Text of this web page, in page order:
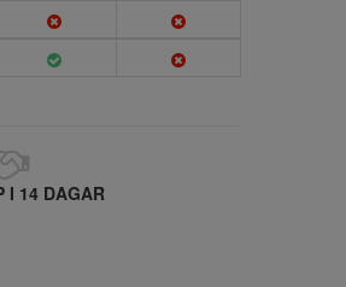
I 14 DAGAR